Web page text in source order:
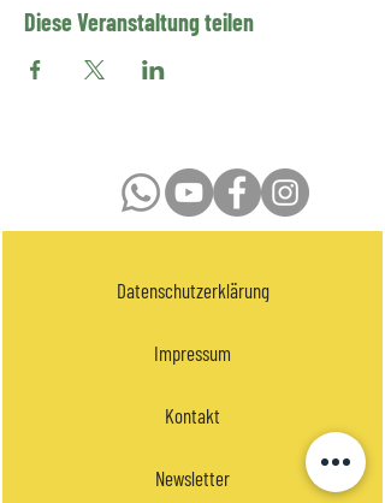
Diese Veranstaltung teilen
Datenschutzerklärung
Impressum
Kontakt
Newsletter